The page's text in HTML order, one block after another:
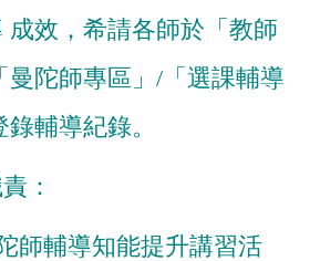
成效，希請各師於「教師
曼陀師專區」/「選課輔導
輔導紀錄。
：
師輔導知能提升講習活